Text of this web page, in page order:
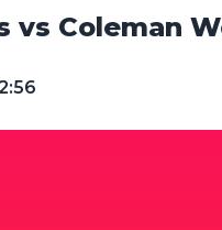
vs Coleman